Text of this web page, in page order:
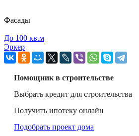
Фасады
До 100 кв.м
Эркер
Помощник в строительстве
Выбрать кредит для строительства
Получить ипотеку онлайн
Подобрать проект дома